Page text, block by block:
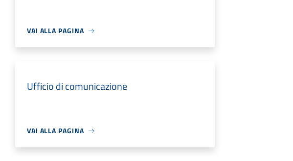
VAI ALLA PAGINA
Ufficio di comunicazione
VAI ALLA PAGINA